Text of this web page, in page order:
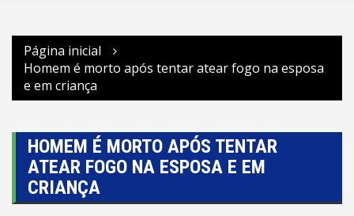
Página inicial
Homem é morto após tentar atear fogo na esposa
e em criança
HOMEM É MORTO APÓS TENTAR
ATEAR FOGO NA ESPOSA E EM
CRIANÇA